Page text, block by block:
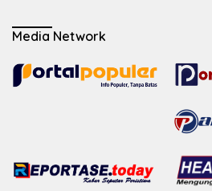
Media Network